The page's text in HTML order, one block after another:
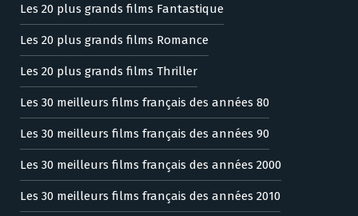
Les 20 plus grands films Fantastique
Les 20 plus grands films Romance
Les 20 plus grands films Thriller
Les 30 meilleurs films français des années 80
Les 30 meilleurs films français des années 90
Les 30 meilleurs films français des années 2000
Les 30 meilleurs films français des années 2010